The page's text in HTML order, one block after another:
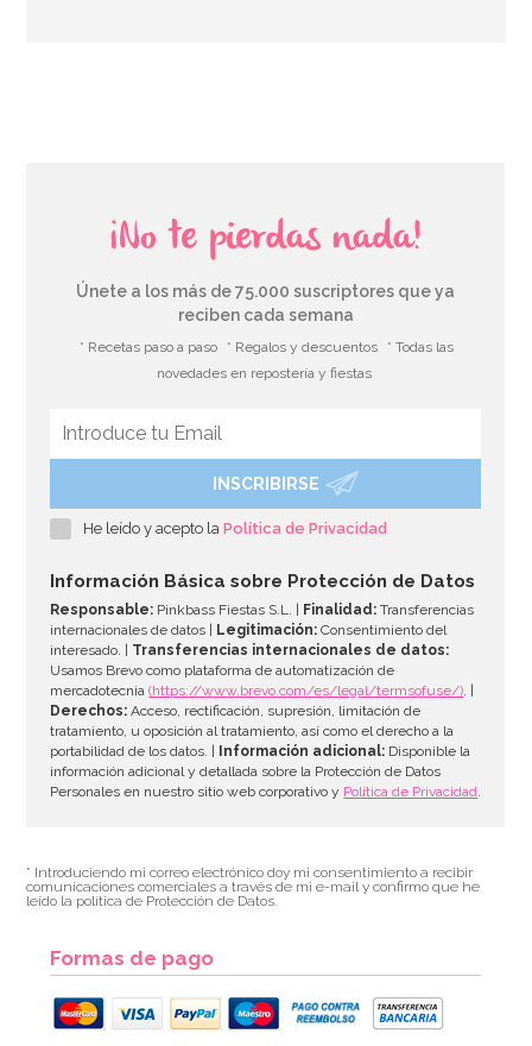
¡No te pierdas nada!
Únete a los más de 75.000 suscriptores que ya
reciben cada semana
* Recetas paso a paso * Regalos y descuentos
* Todas las
novedades en repostería y fiestas
INSCRIBIRSE
He leído y acepto laPolítica de Privacidad
Información Básica sobre Protección de Datos
Responsable: Pinkbass Fiestas S.L. | Finalidad: Transferencias
internacionales de datos |
Legitimación: Consentimiento del
interesado. | Transferencias internacionales de datos:
Usamos Brevo como plataforma de automatización de
mercadotecnia(https://www.brevo.com/es/legal/termsofuse/). |
Derechos: Acceso, rectificación, supresión, limitación de
tratamiento, u oposición al tratamiento, así como el derecho a la
portabilidad de los datos. |
Información adicional: Disponible la
información adicional y detallada sobre la Protección de Datos
Personales en nuestro sitio web corporativo y Política de Privacidad.
* Introduciendo mi correo electrónico doy mi consentimiento a recibir
comunicaciones comerciales a través de mi e-mail y confirmo que he
leído la política de Protección de Datos.
Formas de pago